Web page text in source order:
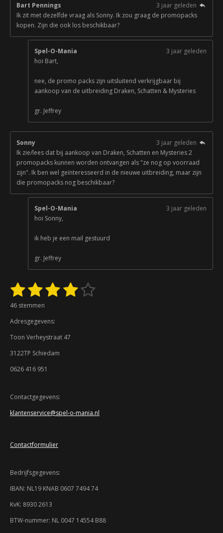
Bart Pennings
3 jaar geleden
Ik zit met dezelfde vraag als Sonny. Ik zou graag de promopacks
kopen. Zijn die ook los beschikbaar?
Spel-O-Mania
3 jaar geleden
hoi Bart,
nee, de promo packs zijn uitsluitend verkrijgbaar bij
aankoop van de uitbreiding Draken, Schatten & Mysteries
gr. Jeffrey
Sonny
3 jaar geleden
Ik zie/lees dat bij aankoop van Draken, Schatten en Mysteries 2
promopacks kunnen worden ontvangen als "ze nog op voorraad
zijn". Ik ben wel geïnteresseerd in de nieuwe uitbreiding, maar zijn
die promopacks nog beschikbaar?
Spel-O-Mania
3 jaar geleden
hoi Sonny,
ik heb je een mail gestuurd
gr. Jeffrey
R
t
n
g
3
.
4
8
0
9
5
s
e
1
s
t
e
r
2
s
t
e
r
r
n
3
t
e
r
r
n
4
e
5
46 stemmen
Adresgegevens:
Toon Verheystraat 47
3122TP Schiedam
0626 416 951
Contactgegevens:
klantenservice@spel-o-mania.nl
Contactformulier
Bedrijfsgegevens:
IBAN: NL19 KNAB 0607 7494 74
KvK: 8930 2613
BTW-nummer: NL 0047 14554 B88